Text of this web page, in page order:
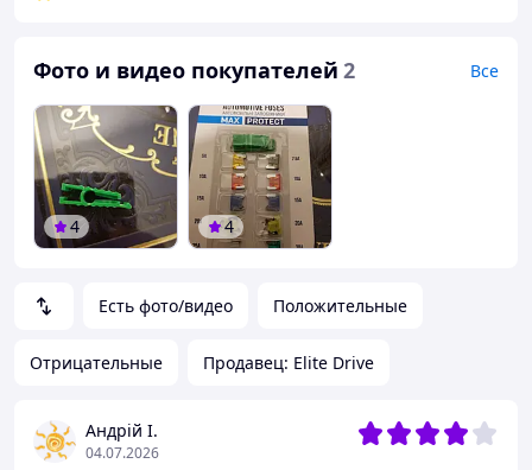
Есть фото/видео Положительные
Отрицательные Продавец: Elite Drive
Андрій І.
04.07.2026
Фото и видео покупателей 2 Все
4 4